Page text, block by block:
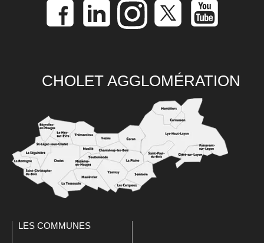
CHOLET AGGLOMÉRATION
LES COMMUNES